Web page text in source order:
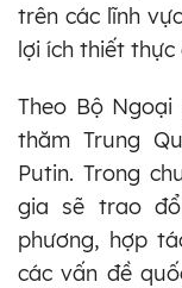
trên các lĩnh
lợi ích thiết thực
Theo Bộ
thăm Trung
Putin. Trong
gia sẽ trao
phương, hợp
các vấn đề